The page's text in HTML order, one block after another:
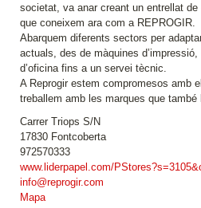
societat, va anar creant un entrellat de
que coneixem ara com a REPROGIR.
Abarquem diferents sectors per
actuals, des de màquines
d’oficina fins a un servei tècnic.
A Reprogir estem compromesos amb
treballem amb les marques que també
Carrer Triops S/N
17830 Fontcoberta
972570333
www.liderpapel.com/
info@reprogir.com
Mapa